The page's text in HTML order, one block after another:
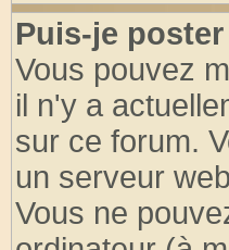
Puis-je
Vous pouvez
il n'y a
sur ce forum.
un serveur
Vous ne